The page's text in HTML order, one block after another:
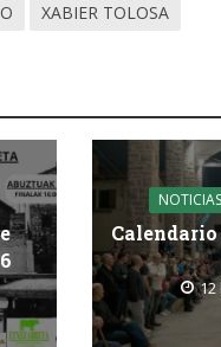
XABIER TOLOSA
NOTICIAS